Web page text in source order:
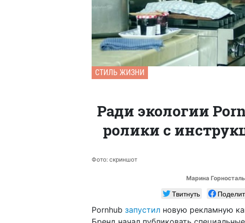
СТИЛЬ ЖИЗНИ
Ради экологии
ролики с
Фото: скриншот
Марина Горносталь
Твитнуть
Pornhub запустил новую рекламную